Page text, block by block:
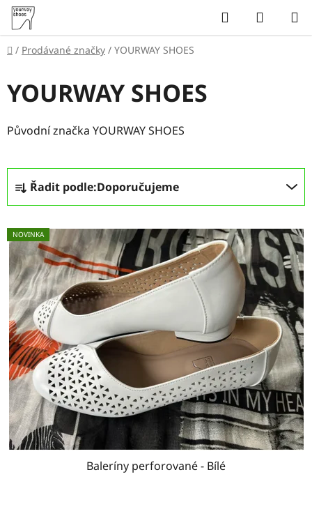
Přejít
obsah
Hledat
KOŠÍK
Domů
/ Prodávané značky / YOURWAY SHOES
YOURWAY SHOES
Původní značka YOURWAY SHOES
Ř
a
z
e
n
í
p
r
o
d
u
k
t
ů
Řadit podle:Doporučujeme
V
ý
p
i
s
p
r
o
d
u
k
t
ů
NOVINKA
Baleríny perforované - Bílé